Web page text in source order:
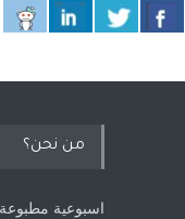
من نحن؟
اسبوعية